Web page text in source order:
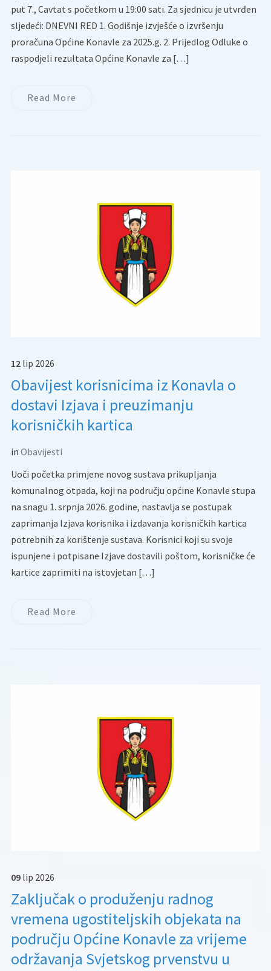
put 7., Cavtat s početkom u 19:00 sati. Za sjednicu je utvrđen
sljedeći: DNEVNI RED 1. Godišnje izvješće o izvršenju
proračuna Općine Konavle za 2025.g. 2. Prijedlog Odluke o
raspodjeli rezultata Općine Konavle za […]
Read More
12 lip 2026
Obavijest korisnicima iz Konavla o
dostavi Izjava i preuzimanju
korisničkih kartica
in Obavijesti
Uoči početka primjene novog sustava prikupljanja
komunalnog otpada, koji na području općine Konavle stupa
na snagu 1. srpnja 2026. godine, nastavlja se postupak
zaprimanja Izjava korisnika i izdavanja korisničkih kartica
potrebnih za korištenje sustava. Korisnici koji su svoje
ispunjene i potpisane Izjave dostavili poštom, korisničke će
kartice zaprimiti na istovjetan […]
Read More
09 lip 2026
Zaključak o produženju radnog
vremena ugostiteljskih objekata na
području Općine Konavle za vrijeme
održavanja Svjetskog prvenstvu u